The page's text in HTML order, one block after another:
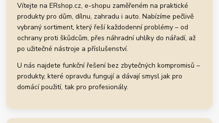
Vítejte na ERshop.cz, e-shopu zaměřeném na praktické
produkty pro dům, dílnu, zahradu i auto. Nabízíme pečlivě
vybraný sortiment, který řeší každodenní problémy – od
ochrany proti škůdcům, přes náhradní uhlíky do nářadí, až
po užitečné nástroje a příslušenství.
U nás najdete funkční řešení bez zbytečných kompromisů –
produkty, které opravdu fungují a dávají smysl jak pro
domácí použití, tak pro profesionály.